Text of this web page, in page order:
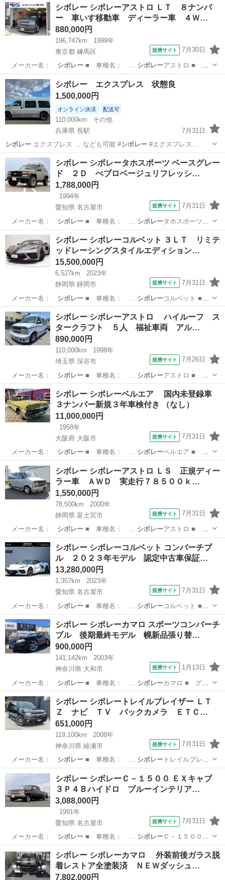
茨城 つくば市
シボレー シボレーアストロ ＬＴ ８ナンバ
ー 車いす移動車 ディーラー車 ４Ｗ…
880,000円
196,747km
1999年
東京都 練馬区
提携サイト 7月30日
メーカー名： シボレー■ 車種名： … シボレーアストロ ■
グ…
東京 練馬区 その他
シボレー エクスプレス 状態良
1,500,000円
オンライン決済 配送可
110,000km
その他
兵庫県 長駅
7月31日
シボレー
エクスプレス … なども可能 #シボレー#エクスプレス…
兵庫 加西市 長駅 その他 シボレー
シボレー シボレータホスポーツ ベースグレー
ド ２Ｄ ぺブロベージュリフレッシ…
1,788,000円
1994年
愛知県 名古屋市
提携サイト 7月31日
メーカー名： シボレー■ 車種名： … シボレータホスポーツ
■…愛知 名古屋市
シボレー シボレーコルベット ３ＬＴ リミテ
ッドレーシングスタイルエディション…
15,500,000円
6,527km
2023年
静岡県 静岡市
提携サイト 7月31日
メーカー名： シボレー■ 車種名： … シボレーコルベット ■
…静岡 静岡市 その他
シボレー シボレーアストロ ハイルーフ ス
タークラフト ５人 福祉車両 アル…
890,000円
110,000km
1998年
埼玉県 深谷市
提携サイト 7月26日
メーカー名： シボレー■ 車種名： … シボレーアストロ ■
グ…
埼玉 深谷市 その他
シボレー シボレーベルエア 国内未登録車
３ナンバー新規３年車検付き （なし）
11,000,000円
1958年
大阪府 大阪市
提携サイト 7月31日
メーカー名： シボレー■ 車種名： … シボレーベルエア ■
グ…大阪 大阪市 その他
シボレー シボレーアストロ ＬＳ 正規ディー
ラー車 ＡＷＤ 実走行７８５００ｋ…
1,550,000円
78,500km
2000年
静岡県 富士宮市
提携サイト 7月31日
メーカー名： シボレー■ 車種名： … シボレーアストロ ■
グ…
静岡 富士宮市
シボレー シボレーコルベット コンバーチブ
ル ２０２３年モデル 認定中古車保証…
13,280,000円
1,357km
2023年
愛知県 名古屋市
提携サイト 7月31日
メーカー名： シボレー■ 車種名： … シボレーコルベット ■
…愛知 名古屋市
シボレー シボレーカマロ スポーツコンバーチ
ブル 後期最終モデル 幌新品張り替…
900,000円
141,142km
2003年
神奈川県 大和市
提携サイト 1月13日
メーカー名： シボレー■ 車種名： … シボレーカマロ ■ グ
レ…
神奈川 大和市 その他
シボレー シボレートレイルブレイザー ＬＴ
Ｚ ナビ ＴＶ バックカメラ ＥＴＣ…
651,000円
119,100km
2008年
神奈川県 綾瀬市
提携サイト 7月31日
メーカー名： シボレー■ 車種名： … シボレートレイルブレイ
ザ…
神奈川 綾瀬市 その他
シボレー シボレーＣ－１５００ ＥＸキャブ
３Ｐ４Ｂハイドロ ブルーインテリア…
3,088,000円
1991年
愛知県 名古屋市
提携サイト 7月31日
メーカー名： シボレー■ 車種名： … シボレーＣ－１５００
■…愛知 名古屋市 その他
シボレー シボレーカマロ 外装前後ガラス脱
着レストア全塗装済 ＮＥＷダッシュ…
7,802,000円